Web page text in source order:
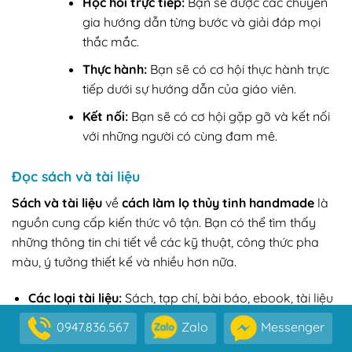
gia hướng dẫn từng bước và giải đáp mọi
thắc mắc.
Thực hành:Bạn sẽ có cơ hội thực hành trực
tiếp dưới sự hướng dẫn của giáo viên.
Kết nối:Bạn sẽ có cơ hội gặp gỡ và kết nối
với những người có cùng đam mê.
Đọc sách và tài liệu
Sách và tài liệu về cách làm lọ thủy tinh handmade là
nguồn cung cấp kiến thức vô tận. Bạn có thể tìm thấy
những thông tin chi tiết về các kỹ thuật, công thức pha
màu, ý tưởng thiết kế và nhiều hơn nữa.
Các loại tài liệu:Sách, tạp chí, bài báo, ebook, tài liệu
hướng dẫn trực tuyến.
Lợi ích:
0947.836.567 Zalo Messenger